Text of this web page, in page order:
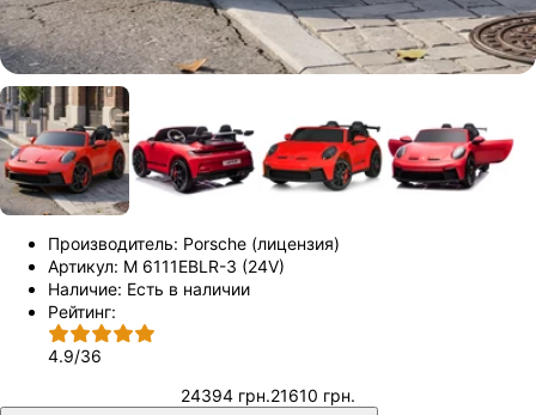
Производитель: Porsche (лицензия)
Артикул: M 6111EBLR-3 (24V)
Наличие: Есть в наличии
Рейтинг:
4.9/36
24394 грн.21610 грн.